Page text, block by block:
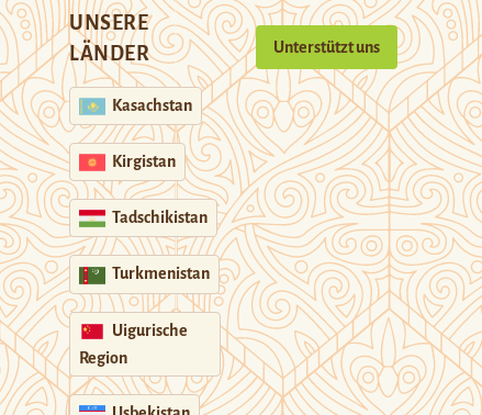
UNSERE
LÄNDER
Kasachstan
Kirgistan
Tadschikistan
Turkmenistan
Uigurische
Region
Unterstützt uns